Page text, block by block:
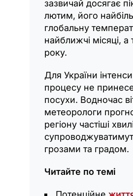
зазвичай досягає
лютим, його
глобальну
найближчі місяці,
року.
Для України
процесу не принесе
посухи. Водночас
метеорологи
регіону частіші
грозами та градом.
Читайте по темі